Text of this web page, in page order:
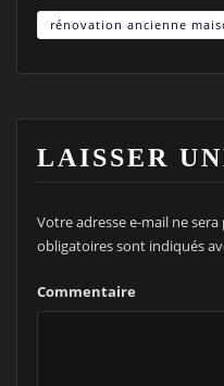
rénovation ancienne
LAISSER
Votre adresse e-mail ne sera
obligatoires sont indiqués
Commentaire